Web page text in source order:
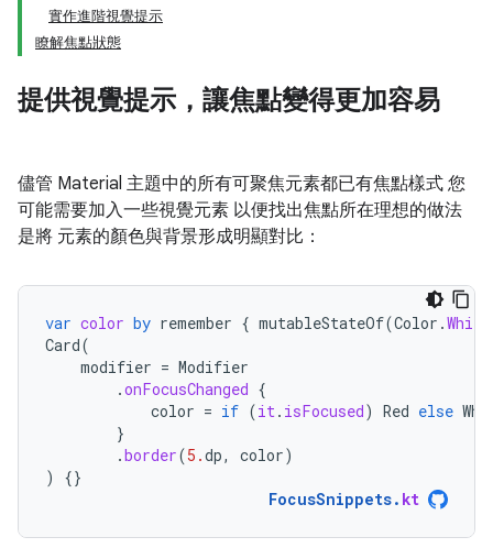
實作進階視覺提示
瞭解焦點狀態
提供視覺提示，讓焦點變得更加容易
儘管 Material 主題中的所有可聚焦元素都已有焦點樣式 您
可能需要加入一些視覺元素 以便找出焦點所在理想的做法
是將 元素的顏色與背景形成明顯對比：
var color by remember { mutableStateOf(Color .White
Card(
modifier = Modifier
.onFocusChanged {
color = if (it. isFocused) Red else
}
.border(5.dp, color)
)
{}
FocusSnippets. kt